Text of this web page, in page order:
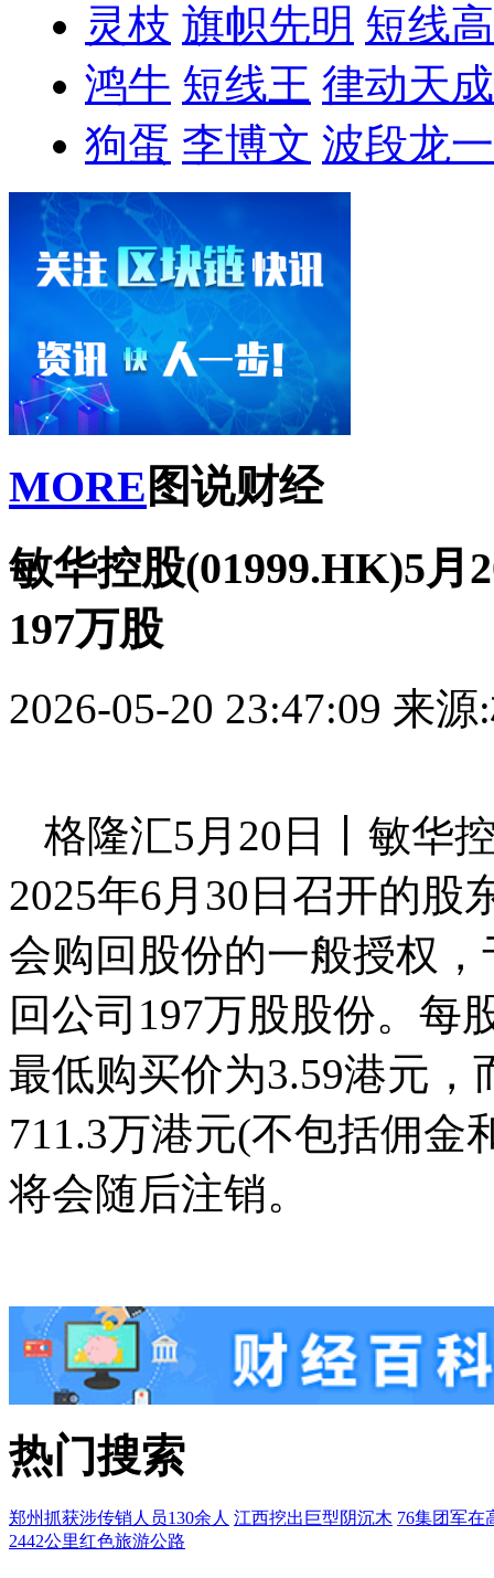
灵枝 旗帜先明 短线
鸿牛 短线王 律动天成
狗蛋 李博文 波段龙一
MORE 图说财经
敏华控股(01999.HK)5月
197万股
2026-05-20 23:47:09 来源
格隆汇5月20日丨敏华
2025年6月30日召开的股
会购回股份的一般授权
回公司197万股股份。每
最低购买价为3.59港元
711.3万港元(不包括佣金
将会随后注销。
热门搜索
郑州抓获涉传销人员130余人 江西挖出巨型阴沉木 76集团军在
2442公里红色旅游公路